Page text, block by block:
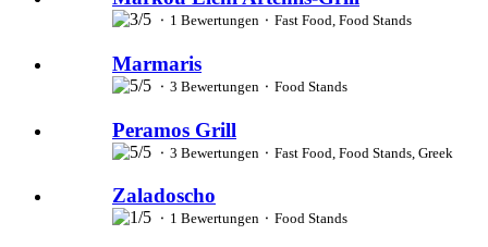
⬝ 1 Bewertungen ⬝ Fast Food, Food Stands
Marmaris
⬝ 3 Bewertungen ⬝ Food Stands
Peramos Grill
⬝ 3 Bewertungen ⬝ Fast Food, Food Stands, Greek
Zaladoscho
⬝ 1 Bewertungen ⬝ Food Stands